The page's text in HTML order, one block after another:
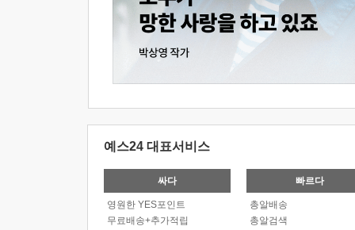
예스24 대표서비스
싸다
영원한 YES포인트
무료배송+추가적립
빠르다
총알배송
총알검색